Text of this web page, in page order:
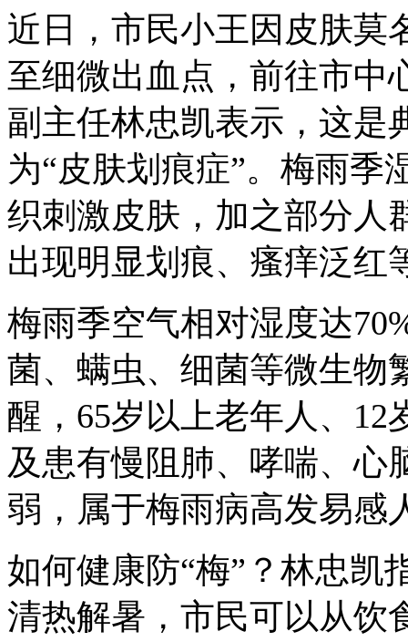
近日，市民小王因皮肤莫
至细微出血点，前往市中
副主任林忠凯表示，这是
为“皮肤划痕症”。梅雨季
织刺激皮肤，加之部分人
出现明显划痕、瘙痒泛红
梅雨季空气相对湿度达
菌、螨虫、细菌等微生物
醒，65岁以上老年人、
及患有慢阻肺、哮喘、心
弱，属于梅雨病高发易感
如何健康防“梅”？林忠凯
清热解暑，市民可以从饮